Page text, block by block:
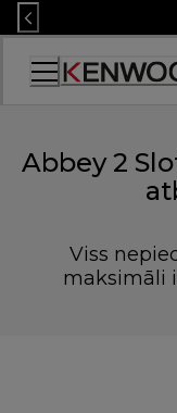
Skip
to
Content
Accessibility
Abbey 2
Viss
maksimāli